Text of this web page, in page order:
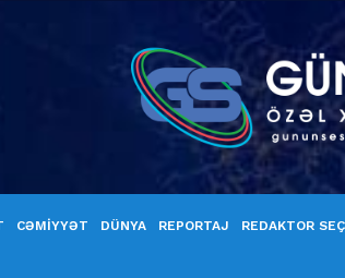
CƏMİYYƏT DÜNYA REPORTAJ REDAKTOR